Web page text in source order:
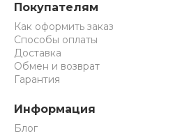
Покупателям
Как оформить заказ
Способы оплаты
Доставка
Обмен и возврат
Гарантия
Информация
Блог